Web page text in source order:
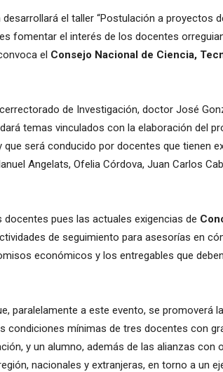
el taller “Postulación a proyectos
fomentar el interés de los docentes
el Consejo Nacional de Ciencia,
de Investigación, doctor José
temas vinculados con la elaboración del
será conducido por docentes que tienen
Angelats, Ofelia Córdova, Juan Carlos
pues las actuales exigencias de
de seguimiento para asesorías en
económicos y los entregables que
paralelamente a este evento, se promoverá
condiciones mínimas de tres docentes con
y un alumno, además de las alianzas con
nacionales y extranjeras, en torno a un